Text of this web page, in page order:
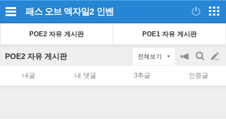
패스 오브 엑자일2 인벤
POE2 자유 게시판 POE1 자유 게시판
POE2 자유 게시판 전체보기
공
on/off
검
색
글
쓰
내글 내 댓글 3추글 인증글